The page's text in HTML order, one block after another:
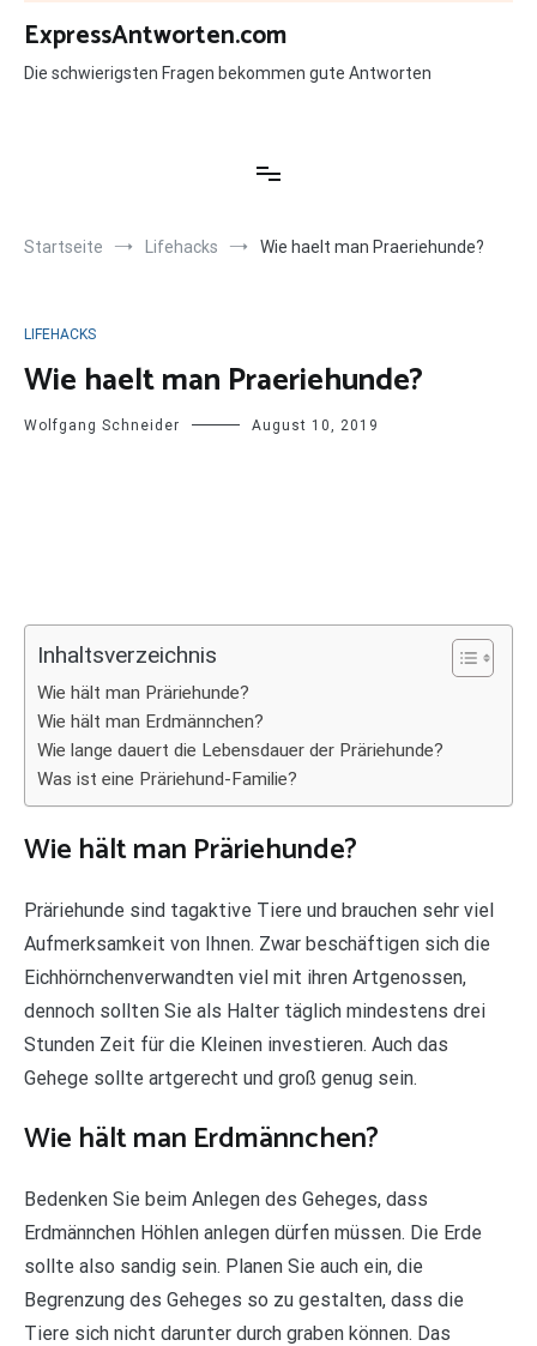
Zum
Inhalt
springen
ExpressAntworten.com
Die schwierigsten Fragen bekommen gute Antworten
Startseite Lifehacks Wie haelt man Praeriehunde?
LIFEHACKS
Wie haelt man Praeriehunde?
Wolfgang Schneider August 10, 2019
Inhaltsverzeichnis
Wie hält man Präriehunde?
Wie hält man Erdmännchen?
Wie lange dauert die Lebensdauer der Präriehunde?
Was ist eine Präriehund-Familie?
Wie hält man Präriehunde?
Präriehunde sind tagaktive Tiere und brauchen sehr viel
Aufmerksamkeit von Ihnen. Zwar beschäftigen sich die
Eichhörnchenverwandten viel mit ihren Artgenossen,
dennoch sollten Sie als Halter täglich mindestens drei
Stunden Zeit für die Kleinen investieren. Auch das
Gehege sollte artgerecht und groß genug sein.
Wie hält man Erdmännchen?
Bedenken Sie beim Anlegen des Geheges, dass
Erdmännchen Höhlen anlegen dürfen müssen. Die Erde
sollte also sandig sein. Planen Sie auch ein, die
Begrenzung des Geheges so zu gestalten, dass die
Tiere sich nicht darunter durch graben können. Das